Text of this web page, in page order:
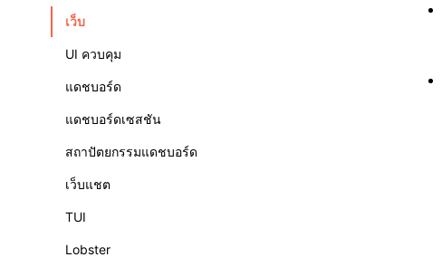
เว็บ
UI ควบคุม
แดชบอร์ด
แดชบอร์ดเซสชัน
สถาปัตยกรรมแดชบอร์ด
เว็บแชต
TUI
Lobster